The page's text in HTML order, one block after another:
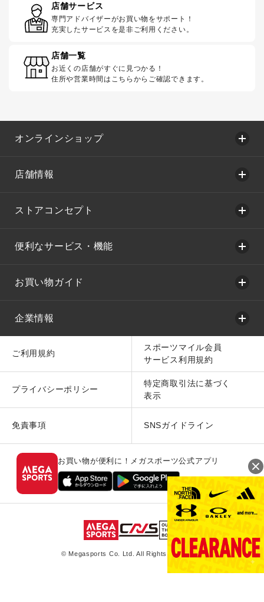
店舗サービス
専門アドバイザーがお買い物をサポート！
充実したサービスを是非ご利用ください。
店舗一覧
お近くの店舗がすぐに見つかる！
住所や営業時間はこちらからご確認できます。
オンラインショップ
店舗情報
ストアコンセプト
便利なサービス・機能
お買い物ガイド
企業情報
ご利用規約
スポーツマイル会員
サービス利用規約
プライバシーポリシー
特定商取引法に基づく
表示
免責事項 SNSガイドライン
お買い物が便利に！メガスポーツ公式アプリ
© Megasports Co. Ltd. All Rights Reserved.